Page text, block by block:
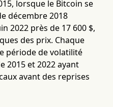
lorsque le Bitcoin se
décembre 2018
2022 près de 17 600 $,
des prix. Chaque
période de volatilité
2015 et 2022 ayant
avant des reprises